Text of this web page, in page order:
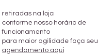
retiradas na loja
conforme nosso horário de
funcionamento
para maior agilidade faça seu
agendamento aqui